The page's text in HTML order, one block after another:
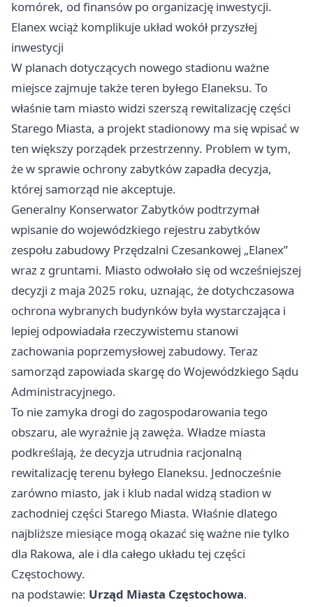
komórek, od finansów po organizację inwestycji.
Elanex wciąż komplikuje układ wokół przyszłej
inwestycji
W planach dotyczących nowego stadionu ważne
miejsce zajmuje także teren byłego Elaneksu. To
właśnie tam miasto widzi szerszą rewitalizację części
Starego Miasta, a projekt stadionowy ma się wpisać w
ten większy porządek przestrzenny. Problem w tym,
że w sprawie ochrony zabytków zapadła decyzja,
której samorząd nie akceptuje.
Generalny Konserwator Zabytków podtrzymał
wpisanie do wojewódzkiego rejestru zabytków
zespołu zabudowy Przędzalni Czesankowej „Elanex”
wraz z gruntami. Miasto odwołało się od wcześniejszej
decyzji z maja 2025 roku, uznając, że dotychczasowa
ochrona wybranych budynków była wystarczająca i
lepiej odpowiadała rzeczywistemu stanowi
zachowania poprzemysłowej zabudowy. Teraz
samorząd zapowiada skargę do Wojewódzkiego Sądu
Administracyjnego.
To nie zamyka drogi do zagospodarowania tego
obszaru, ale wyraźnie ją zawęża. Władze miasta
podkreślają, że decyzja utrudnia racjonalną
rewitalizację terenu byłego Elaneksu. Jednocześnie
zarówno miasto, jak i klub nadal widzą stadion w
zachodniej części Starego Miasta. Właśnie dlatego
najbliższe miesiące mogą okazać się ważne nie tylko
dla Rakowa, ale i dla całego układu tej części
Częstochowy.
na podstawie: Urząd Miasta Częstochowa.